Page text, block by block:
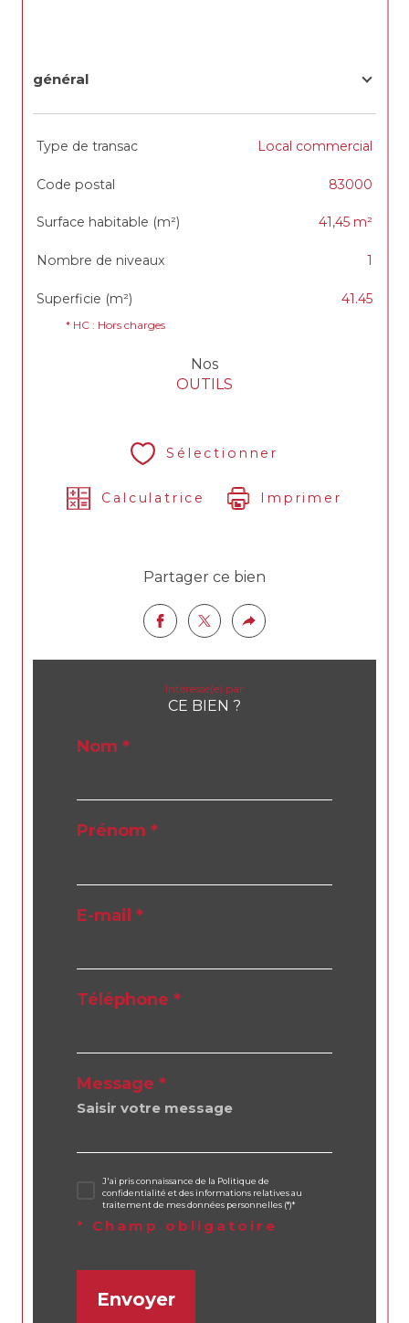
général
TRAD_SIROCCO_Caracteristique
Type de transac Local commercial
Code postal 83000
Surface habitable (m²) 41,45 m²
Nombre de niveaux 1
Superficie (m²) 41.45
* HC : Hors charges
Nos
OUTILS
Sélectionner
Calculatrice Imprimer
Partager ce bien
Intéressé(e) par
CE BIEN ?
Nom *
Prénom *
E-mail *
Téléphone *
Message *
J'ai pris connaissance de la Politique de
confidentialité et des informations relatives au
traitement de mes données personnelles (*)*
* Champ obligatoire
Envoyer